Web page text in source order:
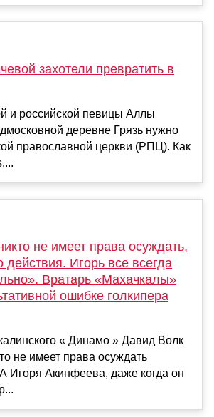
захотели превратить в
и российской певицы Аллы
деревне Грязь нужно
православной церкви (РПЦ). Как
не имеет права осуждать,
действия. Игорь все всегда
Вратарь «Махачкалы»
ошибке голкипера
« Динамо » Давид Волк
не имеет права осуждать
Игоря Акинфеева, даже когда он